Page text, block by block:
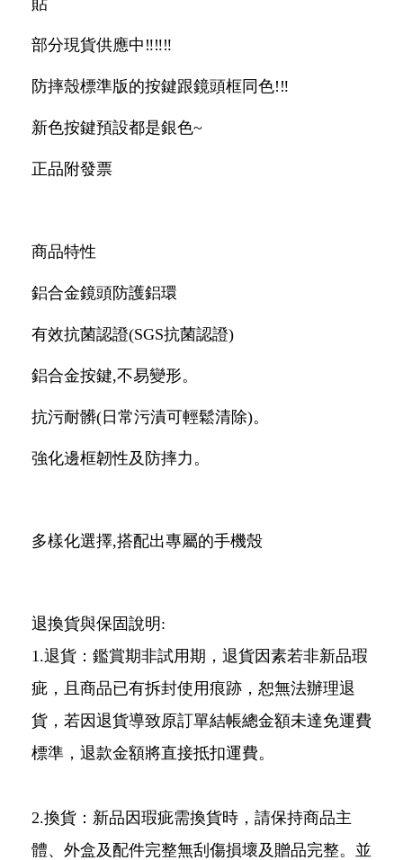
貼
部分現貨供應中‼️‼️‼️
防摔殼標準版的按鍵跟鏡頭框同色!‼️
新色按鍵預設都是銀色~
正品附發票
商品特性
鋁合金鏡頭防護鋁環
有效抗菌認證(SGS抗菌認證)
鋁合金按鍵,不易變形。
抗污耐髒(日常污漬可輕鬆清除)。
強化邊框韌性及防摔力。
多樣化選擇,搭配出專屬的手機殼
退換貨與保固說明:
1.退貨：鑑賞期非試用期，退貨因素若非新品瑕
疵，且商品已有拆封使用痕跡，恕無法辦理退
貨，若因退貨導致原訂單結帳總金額未達免運費
標準，退款金額將直接抵扣運費。
2.換貨：新品因瑕疵需換貨時，請保持商品主
體、外盒及配件完整無刮傷損壞及贈品完整。並